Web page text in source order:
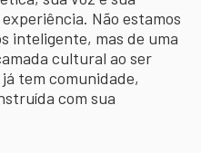
Não estamos
inteligente, mas de uma
cultural ao ser
tem comunidade,
com sua